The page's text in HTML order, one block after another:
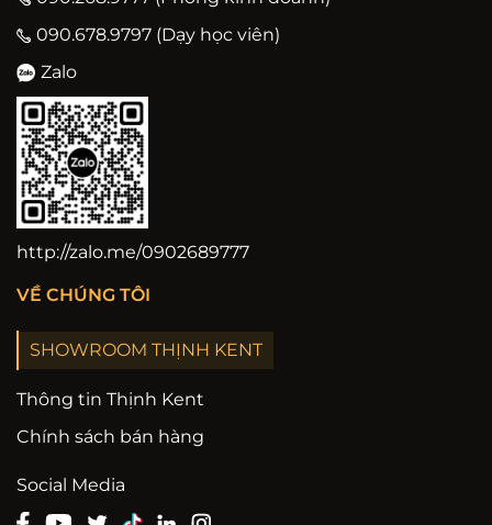
090.678.9797 (Dạy học viên)
Zalo
http://zalo.me/0902689777
VỀ CHÚNG TÔI
SHOWROOM THỊNH KENT
Thông tin Thịnh Kent
Chính sách bán hàng
Social Media